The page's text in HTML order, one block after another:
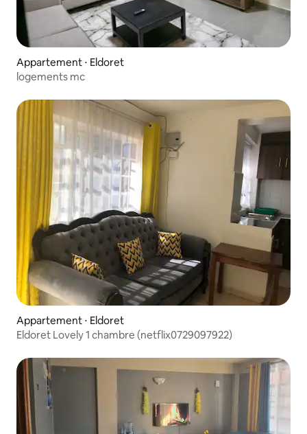
Appartement ⋅ Eldoret
logements mc
Appartement ⋅ Eldoret
Eldoret Lovely 1 chambre (netflix0729097922)